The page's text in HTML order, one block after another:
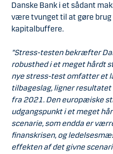
Danske Bank i et sådant
være tvunget til at gøre
kapitalbuffere.
”Stress-testen bekræfter
robusthed i et meget hårdt
nye stress-test omfatter et
tilbageslag, ligner
fra 2021. Den europæiske
udgangspunkt i et meget
scenarie, som endda er
finanskrisen, og
effekten af det givne